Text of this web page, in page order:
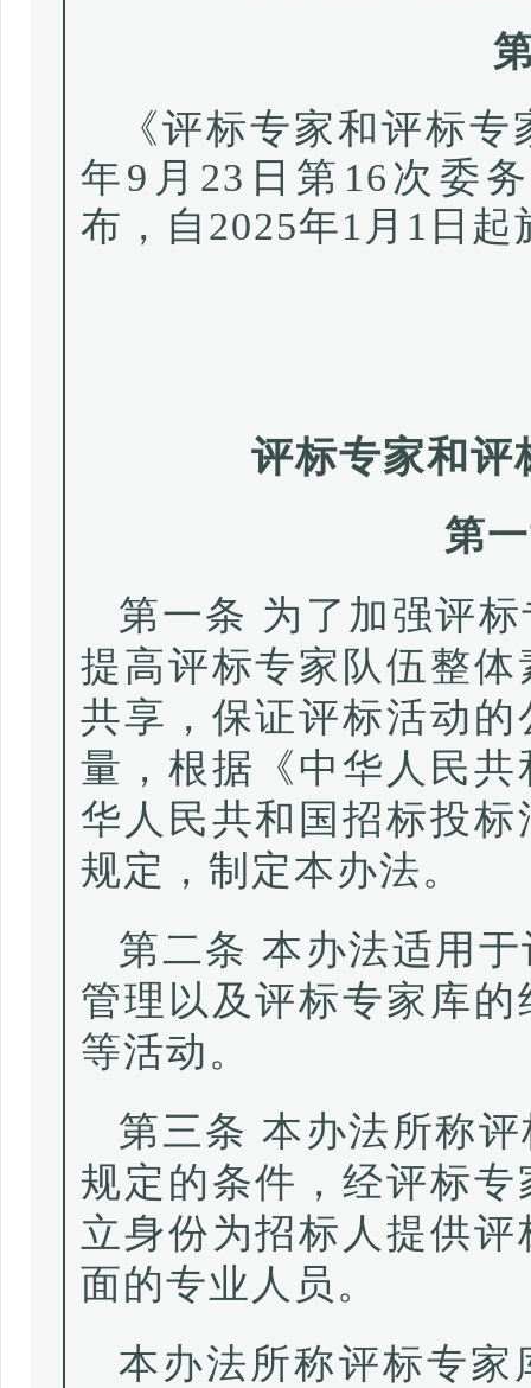
《评标专家和评标
年9月23日第16次委
布，自2025年1月1日起
评标专家和评
第
第一条 为了加强评
提高评标专家队伍整
共享，保证评标活动
量，根据《中华人民
华人民共和国招标投
规定，制定本办法。
第二条 本办法适用
管理以及评标专家库
等活动。
第三条 本办法所称
规定的条件，经评标
立身份为招标人提供
面的专业人员。
本办法所称评标专